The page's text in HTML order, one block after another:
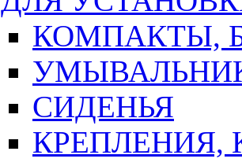
КОМПАКТЫ,
СИДЕНЬЯ